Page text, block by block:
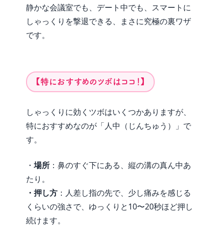
静かな会議室でも、デート中でも、スマートに
しゃっくりを撃退できる、まさに究極の裏ワザ
です。
【特におすすめのツボはココ！】
しゃっくりに効くツボはいくつかありますが、
特におすすめなのが「人中（じんちゅう）」で
す。
・ 場所：鼻のすぐ下にある、縦の溝の真ん中あ
たり。
・押し方：人差し指の先で、少し痛みを感じる
くらいの強さで、ゆっくりと10〜20秒ほど押し
続けます。